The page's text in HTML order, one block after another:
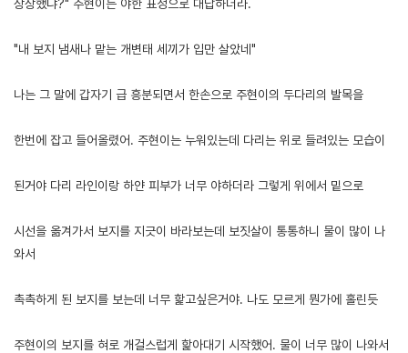
상상했냐?" 주현이는 야한 표정으로 대답하더라.
"내 보지 냄새나 맡는 개변태 세끼가 입만 살았네"
나는 그 말에 갑자기 급 흥분되면서 한손으로 주현이의 두다리의 발목을
한번에 잡고 들어올렸어. 주현이는 누워있는데 다리는 위로 들려있는 모습이
된거야 다리 라인이랑 하얀 피부가 너무 야하더라 그렇게 위에서 밑으로
시선을 옮겨가서 보지를 지긋이 바라보는데 보짓살이 통통하니 물이 많이 나
와서
촉촉하게 된 보지를 보는데 너무 핥고싶은거야. 나도 모르게 뭔가에 홀린듯
주현이의 보지를 혀로 개걸스럽게 핥아대기 시작했어. 물이 너무 많이 나와서